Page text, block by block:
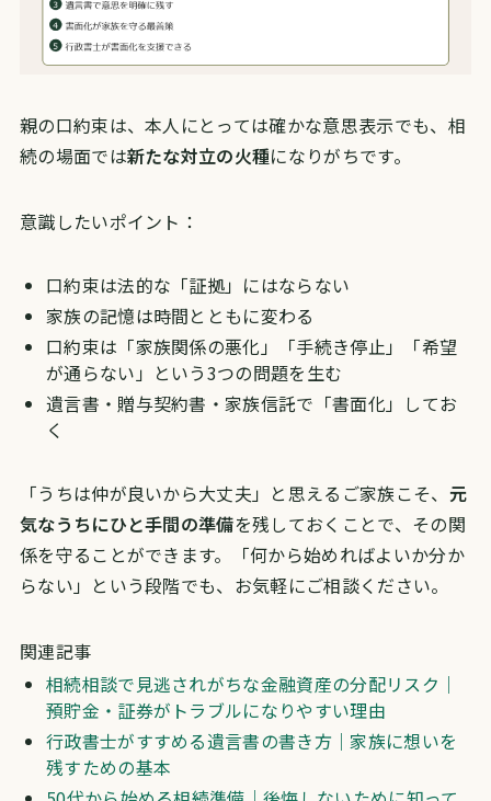
親の口約束は、本人にとっては確かな意思表示でも、相
続の場面では新たな対立の火種になりがちです。
意識したいポイント：
口約束は法的な「証拠」にはならない
家族の記憶は時間とともに変わる
口約束は「家族関係の悪化」「手続き停止」「希望
が通らない」という3つの問題を生む
遺言書・贈与契約書・家族信託で「書面化」してお
く
「うちは仲が良いから大丈夫」と思えるご家族こそ、 元
気なうちにひと手間の準備を残しておくことで、その関
係を守ることができます。「何から始めればよいか分か
らない」という段階でも、お気軽にご相談ください。
関連記事
相続相談で見逃されがちな金融資産の分配リスク｜
預貯金・証券がトラブルになりやすい理由
行政書士がすすめる遺言書の書き方｜家族に想いを
残すための基本